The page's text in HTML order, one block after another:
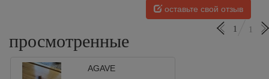
оставьте свой отзыв
просмотренные
1 1
AGAVE